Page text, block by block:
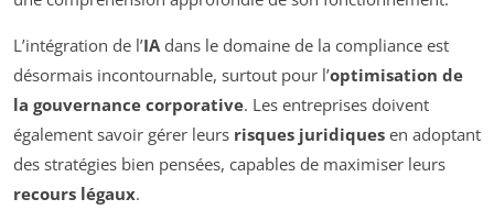
L’intégration de l’IAdans le domaine de la compliance est
désormais incontournable, surtout pour l’optimisation de
la gouvernance corporative. Les entreprises doivent
également savoir gérer leurs risques juridiques en adoptant
des stratégies bien pensées, capables de maximiser leurs
recours légaux.